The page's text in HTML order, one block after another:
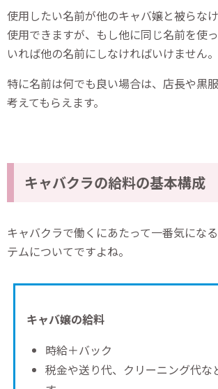
使用したい名前が他のキャバ嬢と被らな
使用できますが、もし他に同じ名前を使
いれば他の名前にしなければいけません。
特に名前は何でも良い場合は、店長や黒
考えてもらえます。
キャバクラの給料の基本構成
キャバクラで働くにあたって一番気にな
テムについてですよね。
キャバ嬢の給料
時給＋バック
税金や送り代、クリーニング代な